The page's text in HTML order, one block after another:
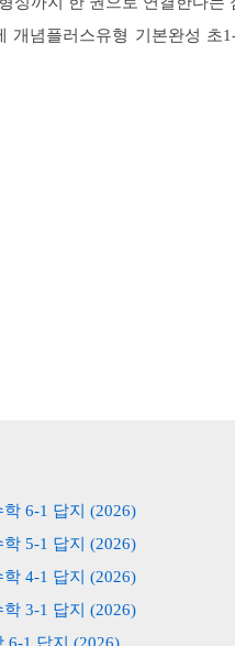
개념플러스유형 기본완성 초
6-1 답지 (2026)
5-1 답지 (2026)
4-1 답지 (2026)
3-1 답지 (2026)